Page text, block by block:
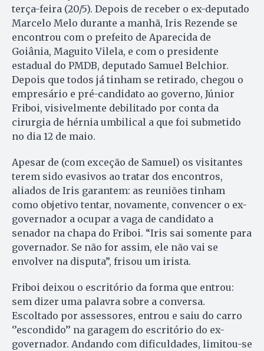
terça-feira (20/5). Depois de receber o ex-deputado
Marcelo Melo durante a manhã, Iris Rezende se
encontrou com o prefeito de Aparecida de
Goiânia, Maguito Vilela, e com o presidente
estadual do PMDB, deputado Samuel Belchior.
Depois que todos já tinham se retirado, chegou o
empresário e pré-candidato ao governo, Júnior
Friboi, visivelmente debilitado por conta da
cirurgia de hérnia umbilical a que foi submetido
no dia 12 de maio.
Apesar de (com exceção de Samuel) os visitantes
terem sido evasivos ao tratar dos encontros,
aliados de Iris garantem: as reuniões tinham
como objetivo tentar, novamente, convencer o ex-
governador a ocupar a vaga de candidato a
senador na chapa do Friboi. “Iris sai somente para
governador. Se não for assim, ele não vai se
envolver na disputa”, frisou um irista.
Friboi deixou o escritório da forma que entrou:
sem dizer uma palavra sobre a conversa.
Escoltado por assessores, entrou e saiu do carro
‘’escondido’’ na garagem do escritório do ex-
governador. Andando com dificuldades, limitou-se